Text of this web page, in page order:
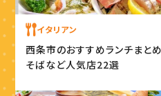
イタリアン
西条市のおすすめランチまと
そばなど人気店22選